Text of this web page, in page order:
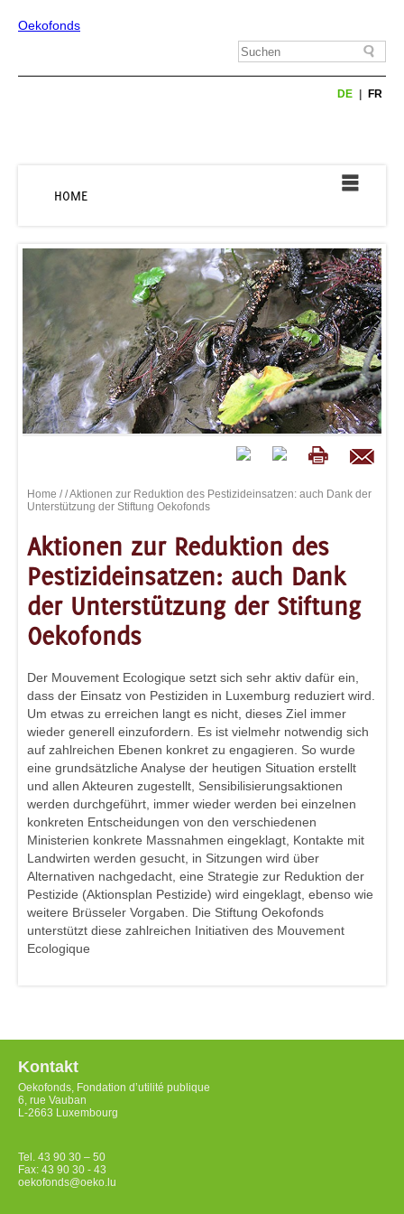
Oekofonds
DE FR
HOME
Home // Aktionen zur Reduktion des Pestizideinsatzen: auch Dank der
Unterstützung der Stiftung Oekofonds
Aktionen zur Reduktion des
Pestizideinsatzen: auch Dank
der Unterstützung der Stiftung
Oekofonds
Der Mouvement Ecologique setzt sich sehr aktiv dafür ein,
dass der Einsatz von Pestiziden in Luxemburg reduziert wird.
Um etwas zu erreichen langt es nicht, dieses Ziel immer
wieder generell einzufordern. Es ist vielmehr notwendig sich
auf zahlreichen Ebenen konkret zu engagieren. So wurde
eine grundsätzliche Analyse der heutigen Situation erstellt
und allen Akteuren zugestellt, Sensibilisierungsaktionen
werden durchgeführt, immer wieder werden bei einzelnen
konkreten Entscheidungen von den verschiedenen
Ministerien konkrete Massnahmen eingeklagt, Kontakte mit
Landwirten werden gesucht, in Sitzungen wird über
Alternativen nachgedacht, eine Strategie zur Reduktion der
Pestizide (Aktionsplan Pestizide) wird eingeklagt, ebenso wie
weitere Brüsseler Vorgaben. Die Stiftung Oekofonds
unterstützt diese zahlreichen Initiativen des Mouvement
Ecologique
Kontakt
Oekofonds, Fondation d’utilité publique
6, rue Vauban
L-2663 Luxembourg
Tel. 43 90 30 – 50
Fax: 43 90 30 - 43
oekofonds@oeko.lu